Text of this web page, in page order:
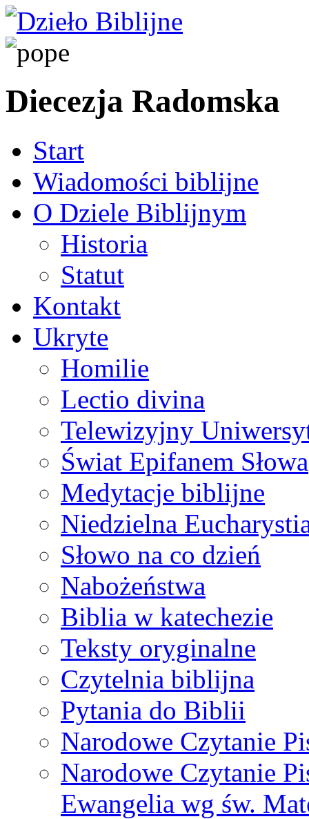
Diecezja Radomska
Start
Wiadomości biblijne
O Dziele Biblijnym
Historia
Statut
Kontakt
Ukryte
Homilie
Lectio divina
Telewizyjny
Świat Epifanem Słowa
Medytacje biblijne
Niedzielna
Słowo na co dzień
Nabożeństwa
Biblia w katechezie
Teksty oryginalne
Czytelnia biblijna
Pytania do Biblii
Narodowe Czytanie
Narodowe Czytanie
Ewangelia wg św.